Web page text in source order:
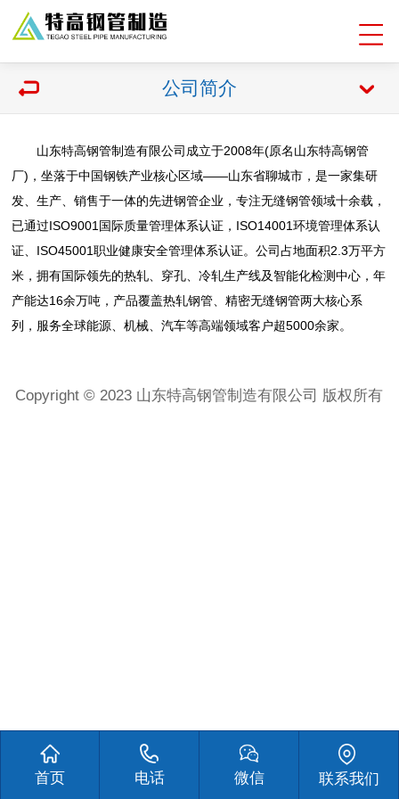
公司简介
山东特高钢管制造有限公司成立于2008年(原名山东特高钢管
厂)，坐落于中国钢铁产业核心区域——山东省聊城市，是一家集研
发、生产、销售于一体的先进钢管企业，专注无缝钢管领域十余载，
已通过ISO9001国际质量管理体系认证，ISO14001环境管理体系认
证、ISO45001职业健康安全管理体系认证。公司占地面积2.3万平方
米，拥有国际领先的热轧、穿孔、冷轧生产线及智能化检测中心，年
产能达16余万吨，产品覆盖热轧钢管、精密无缝钢管两大核心系
列，服务全球能源、机械、汽车等高端领域客户超5000余家。
Copyright © 2023 山东特高钢管制造有限公司 版权所有
首页 电话 微信 联系我们